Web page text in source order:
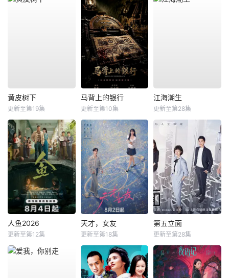
黄皮树下
更新至第19集
马背上的银行
更新至第10集
江海潮生
更新至第28集
人鱼2026
更新至第12集
天才，女友
更新至第18集
第五立面
更新至第28集